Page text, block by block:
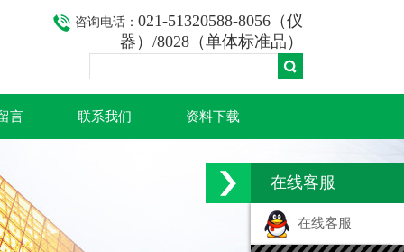
咨询电话： 021-51320588-8056（仪
器）/8028（单体标准品）
言 联系我们 资料下载
在线客服
在线客服